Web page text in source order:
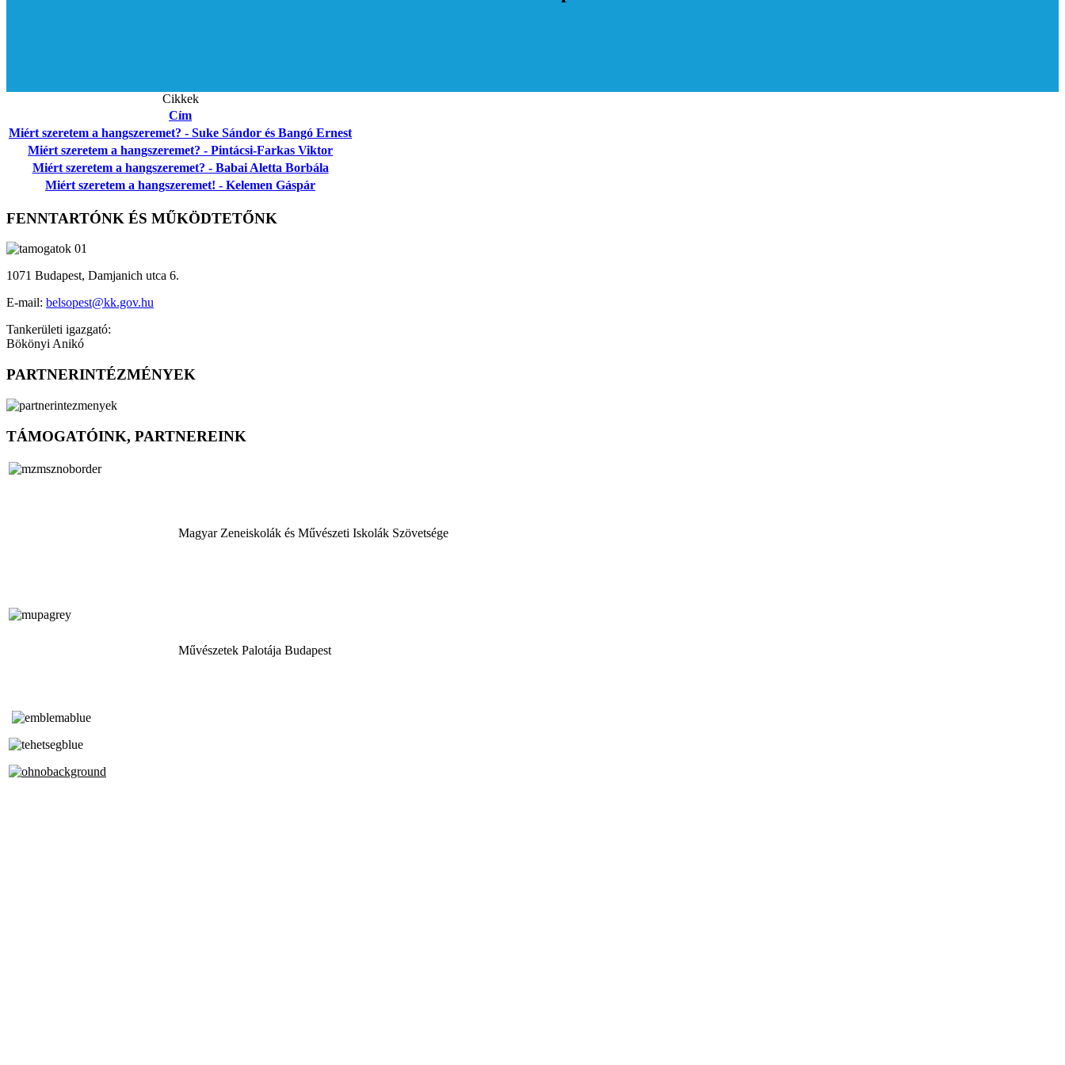
Cikkek
Cím
Miért szeretem a hangszeremet? - Suke Sándor és Bangó Ernest
Miért szeretem a hangszeremet? - Pintácsi-Farkas Viktor
Miért szeretem a hangszeremet? - Babai Aletta Borbála
Miért szeretem a hangszeremet! - Kelemen Gáspár
FENNTARTÓNK ÉS MŰKÖDTETŐNK
1071 Budapest, Damjanich utca 6.
E-mail: belsopest@kk.gov.hu
Tankerületi igazgató:
Bökönyi Anikó
PARTNERINTÉZMÉNYEK
TÁMOGATÓINK, PARTNEREINK
Magyar Zeneiskolák és Művészeti Iskolák Szövetsége
Művészetek Palotája Budapest